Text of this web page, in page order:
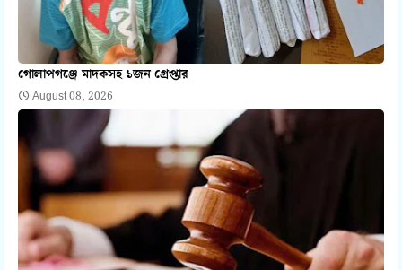
গোলাপগঞ্জে মাদকসহ ১জন গ্রেপ্তার
August 08, 2026